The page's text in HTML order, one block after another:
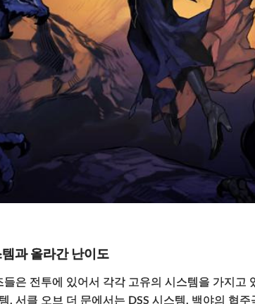
과 올라간 난이도
은 전투에 있어서 각각 고유의 시스템을 가지고
, 서클 오브 더 문에서는 DSS 시스템, 백야의 협